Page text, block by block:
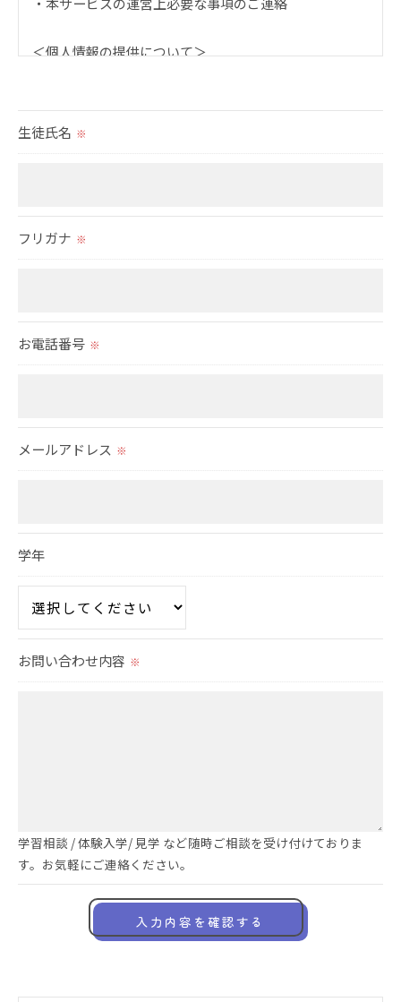
＜個人情報の提供について＞
取得した個人情報を第三者に提供することはいたしませ
当社では、利用目的の達成に必要な範囲において、個人
情報を外部に委託する場合があります。
＜個人情報の安全管理＞
必要な情報を頂けない場合は、それに対応した当社のサ
＜個人情報の開示･訂正・削除･利用停止の手続について
＞
当社では、お客様の個人情報の開示･訂正･削除・利用停
止の手続を定めさせて頂いております。
ご本人である事を確認のうえ、対応させて頂きます。
生徒氏名 ※
フリガナ ※
お電話番号 ※
メールアドレス ※
学年
お問い合わせ内容 ※
学習相談 / 体験入学/ 見学 など随時ご相談を受け付けておりま
す。お気軽にご連絡ください。